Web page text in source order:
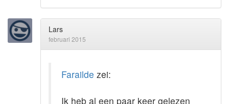
Lars
februari 2015
Farailde zei:
Ik heb al een paar keer gelezen